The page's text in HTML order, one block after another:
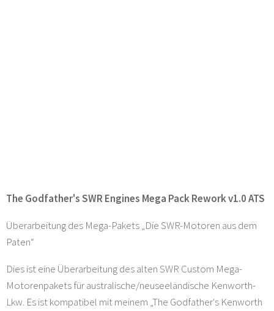
The Godfather's SWR Engines Mega Pack Rework v1.0 ATS
Überarbeitung des Mega-Pakets „Die SWR-Motoren aus dem
Paten“
Dies ist eine Überarbeitung des alten SWR Custom Mega-
Motorenpakets für australische/neuseeländische Kenworth-
Lkw. Es ist kompatibel mit meinem „The Godfather's Kenworth